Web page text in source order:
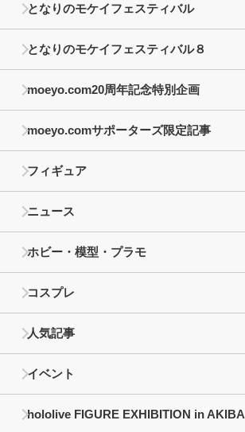
となりのモケイフェスティバル
となりのモケイフェスティバル８
moeyo.com20周年記念特別企画
moeyo.comサポーターズ限定記事
フィギュア
ニュース
ホビー・模型・プラモ
コスプレ
人気記事
イベント
hololive FIGURE EXHIBITION in AKIBA